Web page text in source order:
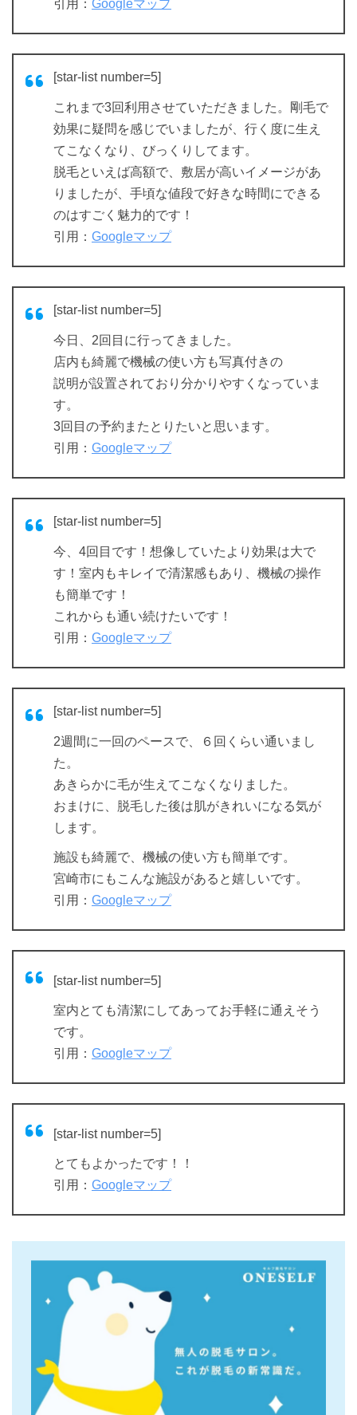
引用： Googleマップ
[star-list number=5]
これまで3回利用させていただきました。剛毛で
効果に疑問を感じでいましたが、行く度に生え
てこなくなり、びっくりしてます。
脱毛といえば高額で、敷居が高いイメージがあ
りましたが、手頃な値段で好きな時間にできる
のはすごく魅力的です！
引用： Googleマップ
[star-list number=5]
今日、2回目に行ってきました。
店内も綺麗で機械の使い方も写真付きの
説明が設置されており分かりやすくなっていま
す。
3回目の予約またとりたいと思います。
引用： Googleマップ
[star-list number=5]
今、4回目です！想像していたより効果は大で
す！室内もキレイで清潔感もあり、機械の操作
も簡単です！
これからも通い続けたいです！
引用： Googleマップ
[star-list number=5]
2週間に一回のペースで、６回くらい通いまし
た。
あきらかに毛が生えてこなくなりました。
おまけに、脱毛した後は肌がきれいになる気が
します。
施設も綺麗で、機械の使い方も簡単です。
宮崎市にもこんな施設があると嬉しいです。
引用： Googleマップ
[star-list number=5]
室内とても清潔にしてあってお手軽に通えそう
です。
引用： Googleマップ
[star-list number=5]
とてもよかったです！！
引用： Googleマップ